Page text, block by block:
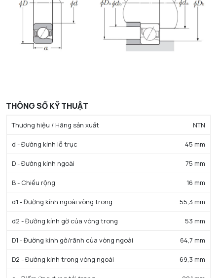
THÔNG SỐ KỸ THUẬT
Thương hiệu / Hãng sản xuất NTN
d - Đường kính lỗ trục 45 mm
D - Đường kính ngoài 75 mm
B - Chiều rộng 16 mm
d1 - Đường kính ngoài vòng trong 55,3 mm
d2 - Đường kính gờ của vòng trong 53 mm
D1 - Đường kính gờ/rãnh của vòng ngoài 64,7 mm
D2 - Đường kính trong vòng ngoài 69,3 mm